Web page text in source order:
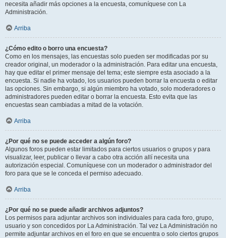
necesita añadir más opciones a la encuesta, comuníquese con La
Administración.
Arriba
¿Cómo edito o borro una encuesta?
Como en los mensajes, las encuestas solo pueden ser modificadas por su
creador original, un moderador o la administración. Para editar una encuesta,
hay que editar el primer mensaje del tema; este siempre esta asociado a la
encuesta. Si nadie ha votado, los usuarios pueden borrar la encuesta o editar
las opciones. Sin embargo, si algún miembro ha votado, solo moderadores o
administradores pueden editar o borrar la encuesta. Esto evita que las
encuestas sean cambiadas a mitad de la votación.
Arriba
¿Por qué no se puede acceder a algún foro?
Algunos foros pueden estar limitados para ciertos usuarios o grupos y para
visualizar, leer, publicar o llevar a cabo otra acción allí necesita una
autorización especial. Comuníquese con un moderador o administrador del
foro para que se le conceda el permiso adecuado.
Arriba
¿Por qué no se puede añadir archivos adjuntos?
Los permisos para adjuntar archivos son individuales para cada foro, grupo,
usuario y son concedidos por La Administración. Tal vez La Administración no
permite adjuntar archivos en el foro en que se encuentra o solo ciertos grupos